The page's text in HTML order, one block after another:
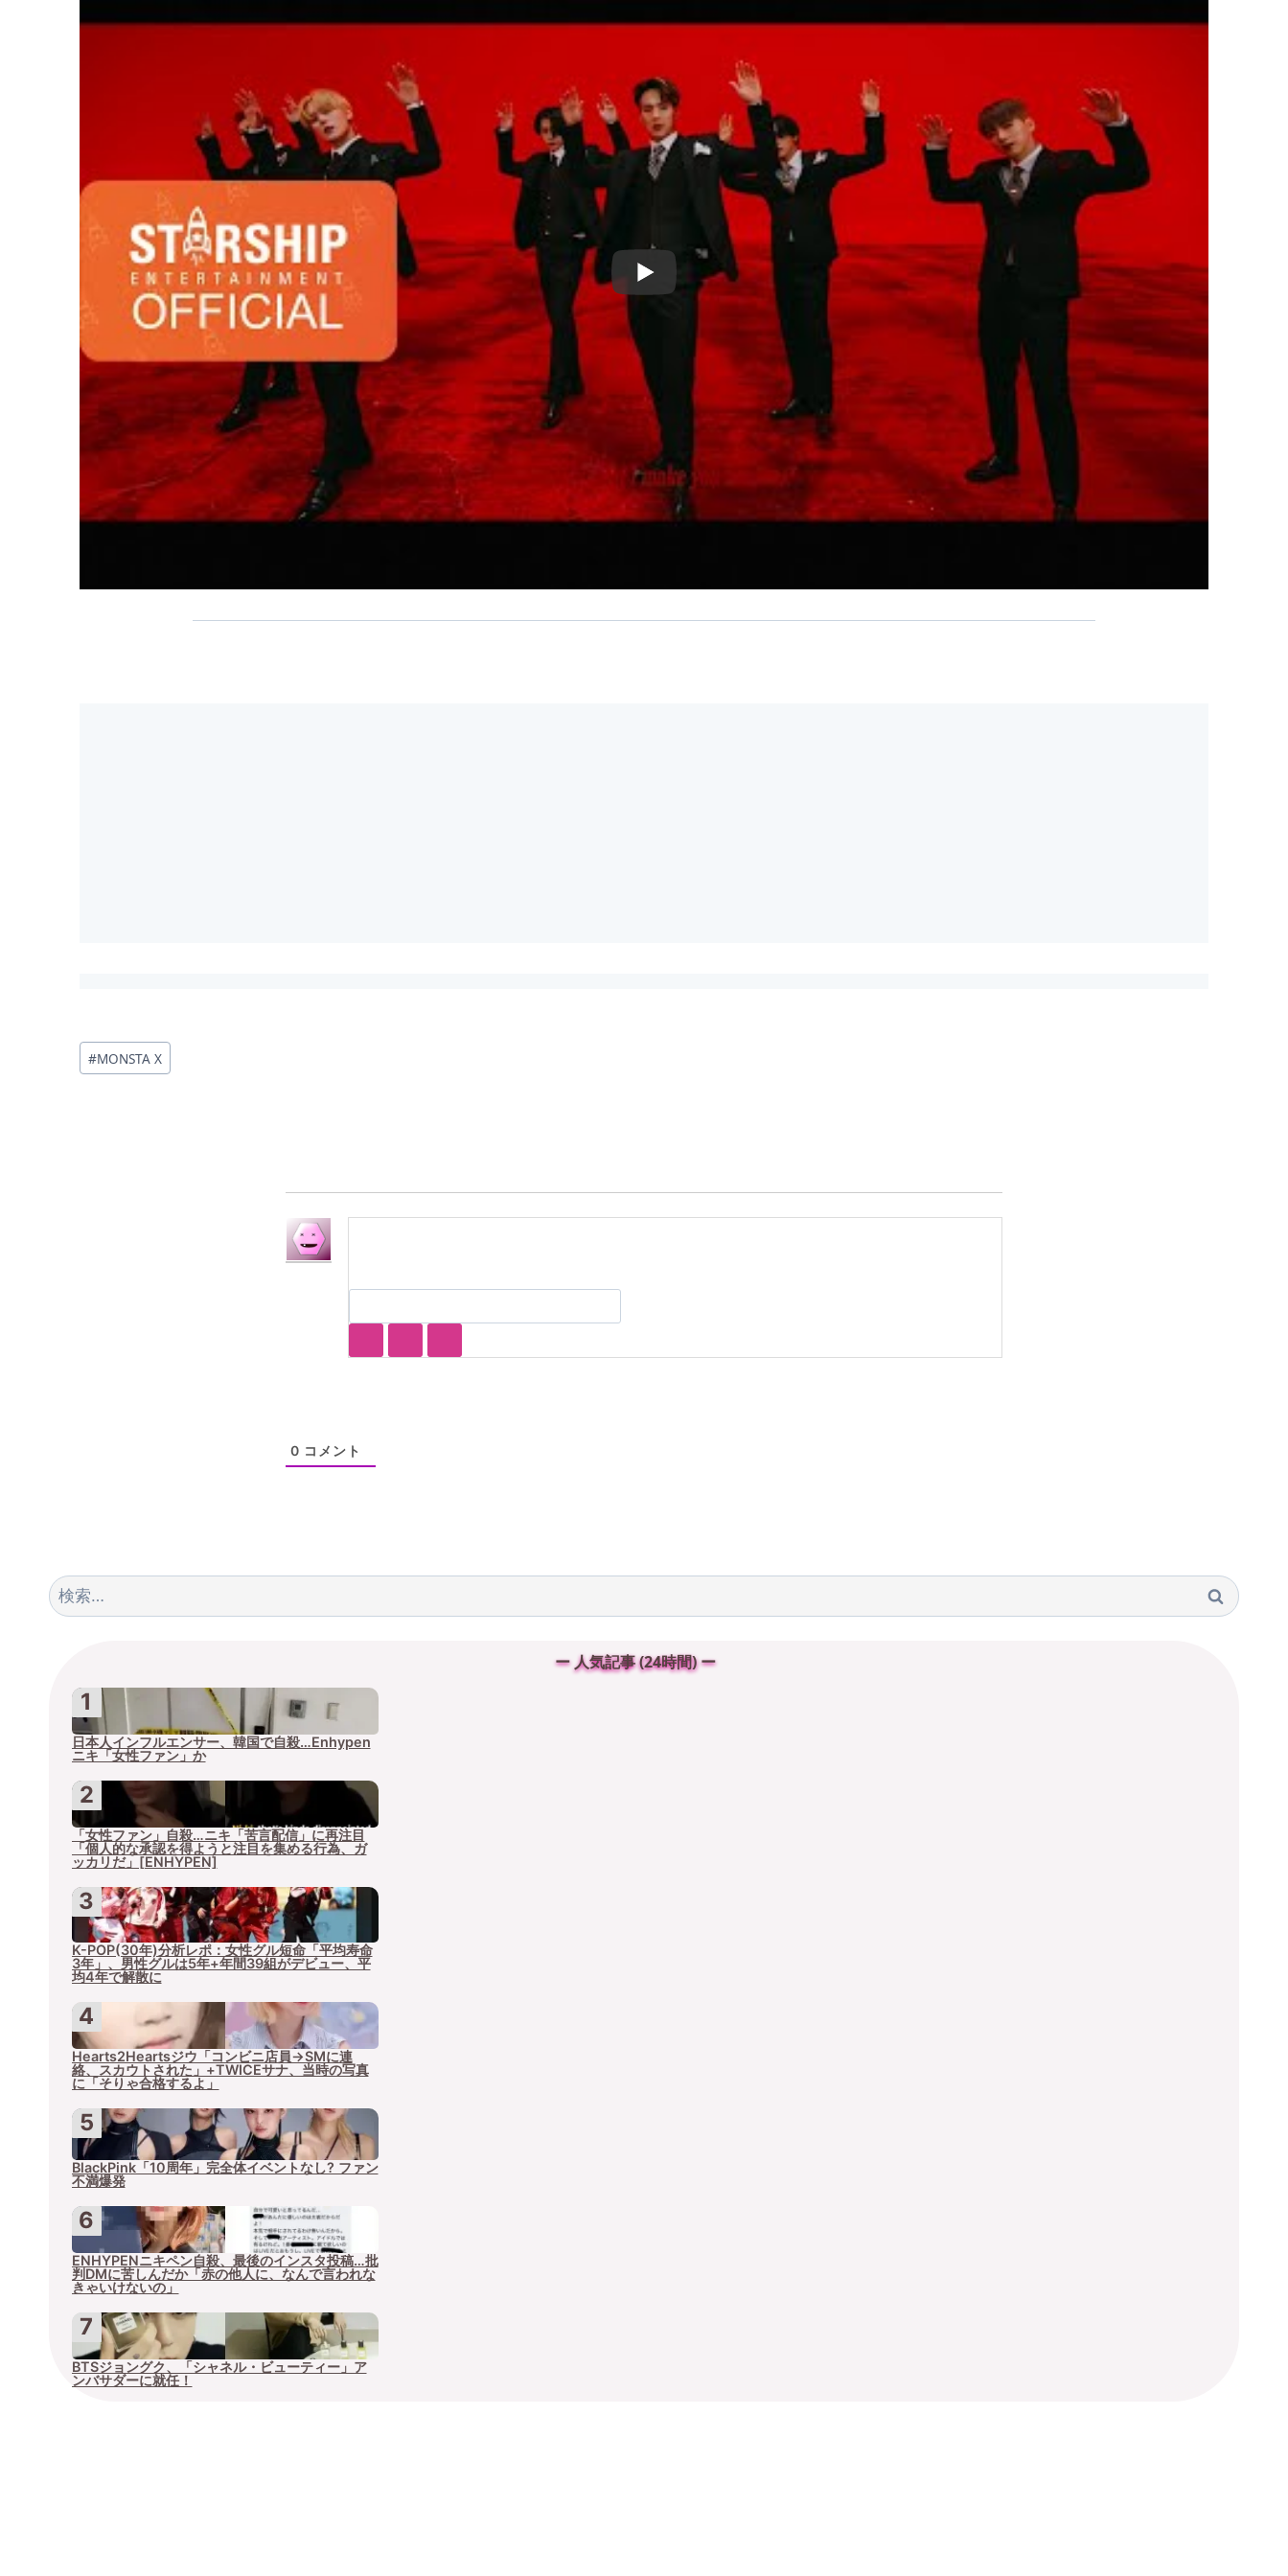
投
稿
#MONSTA X
0 コメント
検
索:
ー 人気記事 (24時間) ー
日本人インフルエンサー、韓国で自殺…Enhypen
ニキ「女性ファン」か
「女性ファン」自殺…ニキ「苦言配信」に再注目
「個人的な承認を得ようと注目を集める行為、ガ
ッカリだ」[ENHYPEN]
K-POP(30年)分析レポ：女性グル短命「平均寿命
3年」、男性グルは5年+年間39組がデビュー、平
均4年で解散に
Hearts2Heartsジウ「コンビニ店員→SMに連
絡、スカウトされた」+TWICEサナ、当時の写真
に「そりゃ合格するよ」
BlackPink「10周年」完全体イベントなし? ファン
不満爆発
ENHYPENニキペン自殺、最後のインスタ投稿…批
判DMに苦しんだか「赤の他人に、なんで言われな
きゃいけないの」
BTSジョングク、「シャネル・ビューティー」ア
ンバサダーに就任！